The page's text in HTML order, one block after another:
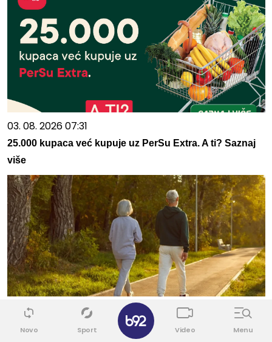
03. 08. 2026 07:31
25.000 kupaca već kupuje uz PerSu Extra. A ti? Saznaj
više
06. 08. 2026 07:08
Evo u kojim banjama važi vaučer od 10.000 dinara -
Novo Sport Video Menu
✕